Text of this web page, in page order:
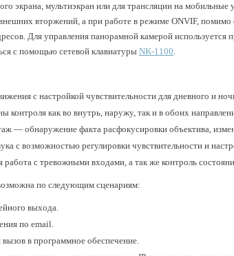
экрана, мультиэкран или для трансляции на
вторжений, а при работе в режиме ONVIF,
Для управления панорамной камерой
с помощью сетевой клавиатурыNK-1100.
с настройкой чувствительности для дневного и
контроля как во внутрь, наружу, так и в обоих
— обнаружение факта расфокусировки объектива,
с возможностью регулировки чувствительности и
работа с тревожными входами, а так же контроль
по следующим сценариям:
выхода.
по email.
в программное обеспечение.